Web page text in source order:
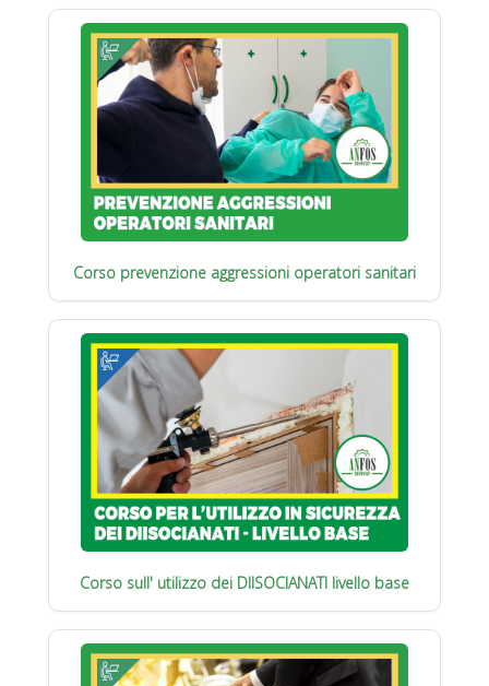
Corso prevenzione aggressioni operatori sanitari
Corso sull' utilizzo dei DIISOCIANATI livello base